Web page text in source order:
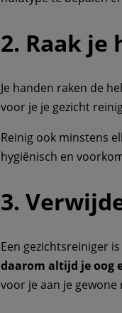
2. Raak je
Je handen raken de
voor je je gezicht
Reinig ook minstens
hygiënisch en
3.
Een gezichtsreiniger
daarom altijd je oog
voor je aan je